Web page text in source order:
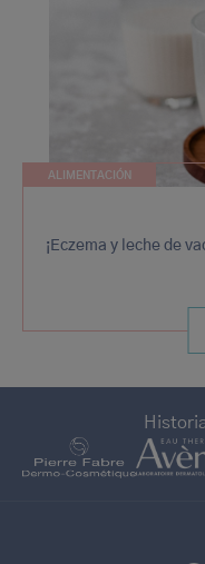
ALIMENTACIÓN
¡Eczema y leche de